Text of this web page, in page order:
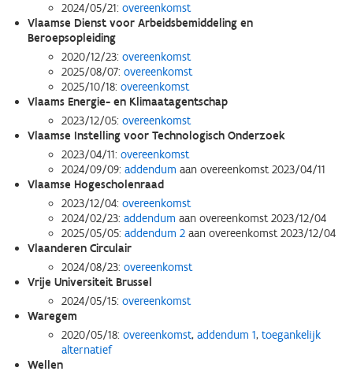
2024/05/21: overeenkomst
Vlaamse Dienst voor Arbeidsbemiddeling en
Beroepsopleiding
2020/12/23: overeenkomst
2025/08/07: overeenkomst
2025/10/18: overeenkomst
Vlaams Energie- en Klimaatagentschap
2023/12/05: overeenkomst
Vlaamse Instelling voor Technologisch Onderzoek
2023/04/11: overeenkomst
2024/09/09: addendum aan overeenkomst 2023/04/11
Vlaamse Hogescholenraad
2023/12/04: overeenkomst
2024/02/23: addendum aan overeenkomst 2023/12/04
2025/05/05: addendum 2aan overeenkomst 2023/12/04
Vlaanderen Circulair
2024/08/23: overeenkomst
Vrije Universiteit Brussel
2024/05/15: overeenkomst
Waregem
2020/05/18: overeenkomst, addendum 1, toegankelijk
alternatief
Wellen